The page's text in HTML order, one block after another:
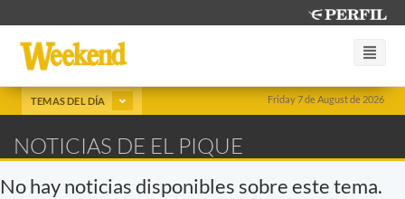
Friday 7 de August de 2026
TEMAS DEL DÍA
NOTICIAS DE EL PIQUE
No hay noticias disponibles sobre este tema.